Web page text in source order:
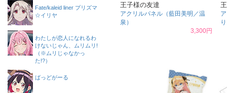
王子様の友達
アクリルパネル（藍田美明／温
泉）
3,300円
Fate/kaleid liner プリズマ
☆イリヤ
わたしが恋人になれるわ
けないじゃん、ムリムリ!
（※ムリじゃなかっ
た!?）
ばっどがーる